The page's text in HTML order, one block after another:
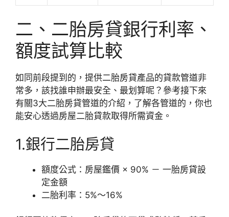
二、二胎房貸銀行利率、
額度試算比較
如同前段提到的，提供二胎房貸產品的貸款管道非
常多，該找誰申辦最安全、最划算呢？參考接下來
有關3大二胎房貸管道的介紹，了解各管道的，你也
能安心透過房屋二胎貸款取得所需資金。
1.銀行二胎房貸
額度公式：房屋鑑價 × 90% － 一胎房貸設
定金額
二胎利率：5%～16%